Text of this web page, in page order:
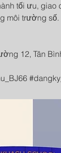
tối ưu,
môi trường số.
12, Tân